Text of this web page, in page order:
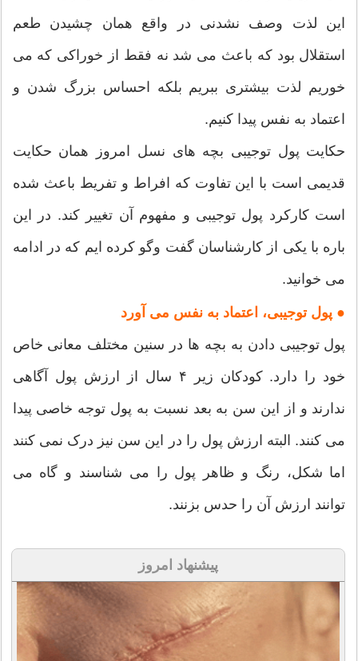
این لذت وصف نشدنی در واقع همان چشیدن طعم
استقلال بود که باعث می شد نه فقط از خوراکی که می
خوریم لذت بیشتری ببریم بلکه احساس بزرگ شدن و
اعتماد به نفس پیدا کنیم.
حکایت پول توجیبی بچه های نسل امروز همان حکایت
قدیمی است با این تفاوت که افراط و تفریط باعث شده
است کارکرد پول توجیبی و مفهوم آن تغییر کند. در این
باره با یکی از کارشناسان گفت وگو کرده ایم که در ادامه
می خوانید.
● پول توجیبی، اعتماد به نفس می آورد
پول توجیبی دادن به بچه ها در سنین مختلف معانی خاص
خود را دارد. کودکان زیر ۴ سال از ارزش پول آگاهی
ندارند و از این سن به بعد نسبت به پول توجه خاصی پیدا
می کنند. البته ارزش پول را در این سن نیز درک نمی کنند
اما شکل، رنگ و ظاهر پول را می شناسند و گاه می
توانند ارزش آن را حدس بزنند.
پیشنهاد امروز